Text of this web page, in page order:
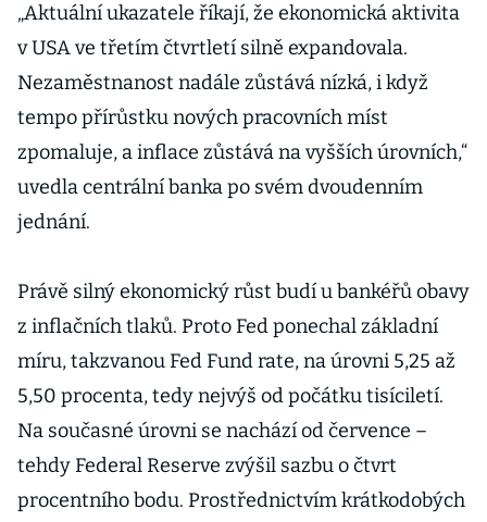
„Aktuální ukazatele říkají, že ekonomická aktivita
v USA ve třetím čtvrtletí silně expandovala.
Nezaměstnanost nadále zůstává nízká, i když
tempo přírůstku nových pracovních míst
zpomaluje, a inflace zůstává na vyšších úrovních,“
uvedla centrální banka po svém dvoudenním
jednání.
Právě silný ekonomický růst budí u bankéřů obavy
z inflačních tlaků. Proto Fed ponechal základní
míru, takzvanou Fed Fund rate, na úrovni 5,25 až
5,50 procenta, tedy nejvýš od počátku tisíciletí.
Na současné úrovni se nachází od července –
tehdy Federal Reserve zvýšil sazbu o čtvrt
procentního bodu. Prostřednictvím krátkodobých